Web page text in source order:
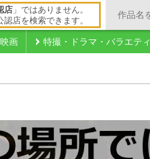
店 」ではありません。
店を検索できます。
映画 特撮・ドラマ・バラエティ